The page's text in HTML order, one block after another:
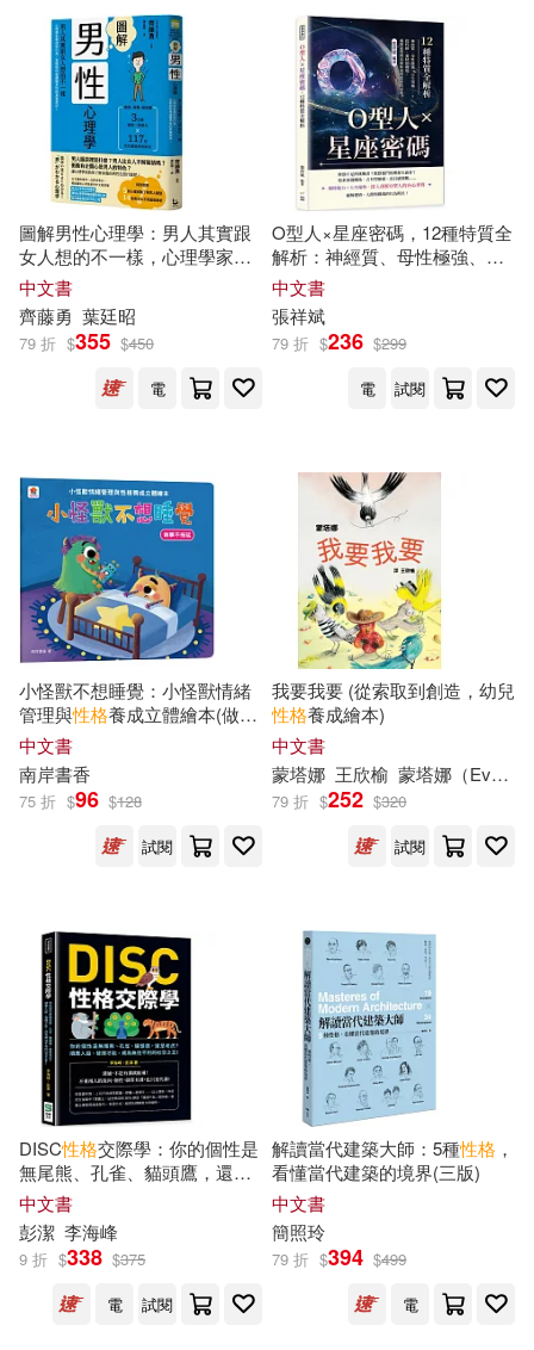
HA(31) かんべあきら(31)
しょごた(31) 獵槍(31)
田磊（主編）(31) 長野雪(31)
青山剛昌(31) Aikawa(30)
Kisaki Myu(30)
中國就業培訓技術指導中心組織編
寫(30)
中國法制出版社(30)
全國二級建造師執業資格考試輔導
編寫委員會(30)
吳由姫(30) 土井モニカ(30)
建設工程教育網(30)
愛德少兒(30) 拓樸法考(30)
春輝(30) 風車編輯群(30)
PRESTIGE PHOTOGENICS(29)
人民法院出版社(29)
全國二級建造師執業資格考試試題
分析小組(29)
劉鳳祿（主編）(29)
孔祥濤（主編）(29)
西北工業大學出版社(157)
財經錢線文化有限公司(156)
木馬文化(154)
江西人民出版社(154)
野人(154)
北京聯合出版公司(153)
浙江少年兒童出版社(152)
遼寧美術出版社(151)
大牌出版(150)
天下文化(149)
重慶大學出版社(149)
三民(147)
上海社會科學院出版社(147)
北星(147) 三和出版(146)
中央廣播電視大學出版社(146)
PAD(143)
上海科學技術文獻出版社(142)
圖解男性心理學：男人其實跟
女人想的不一樣，心理學家教
你從行為、習慣與
性的真實想法!(二版)
中文書
齊藤勇 葉廷昭
79 折 $355 $450
電
O型人×星座密碼，12種特質全
解析：神經質、母性極強、天
生領袖……?從
場，揭開血型與星座如何塑造
你的命運!
中文書
張祥斌
79 折 $236 $299
電
試閱
小怪獸不想睡覺：小怪獸情緒
管理與性格養成立體繪本(做事
不拖延)
中文書
南岸書香
75 折 $96 $128
試閱
我要我要 (從索取到創造，幼兒
性格養成繪本)
中文書
蒙塔娜 王欣榆 蒙塔娜（Eva Montanari）
79 折 $252 $320
試閱
DISC性格交際學：你的個性是
無尾熊、孔雀、貓頭鷹，還是
老虎?順應人設、發揮才能，成
為無往不利的社交之王!
中文書
彭潔 李海峰
9 折 $338 $375
電
試閱
解讀當代建築大師：5種性格 ，
看懂當代建築的境界(三版)
中文書
簡照玲
79 折 $394 $499
電